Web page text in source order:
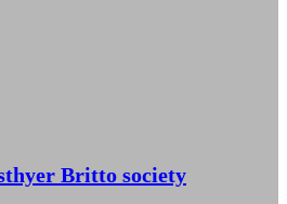
Britto society